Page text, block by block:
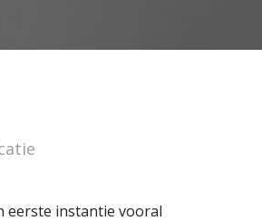
eerste instantie vooral